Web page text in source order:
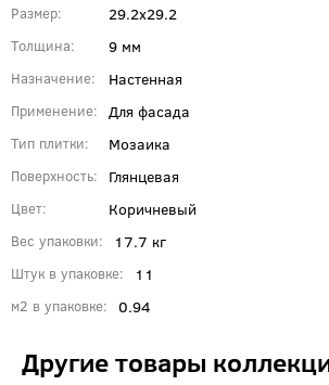
Размер 29.2x29.2
Толщина 9 мм
Назначение Настенная
Применение Для фасада
Тип плитки Мозаика
Поверхность Глянцевая
Цвет Коричневый
Вес упаковки 17.7 кг
Штук в упаковке 11
м2 в упаковке 0.94